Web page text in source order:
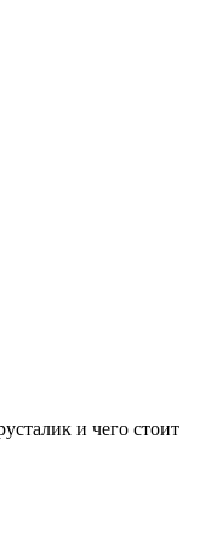
и чего стоит